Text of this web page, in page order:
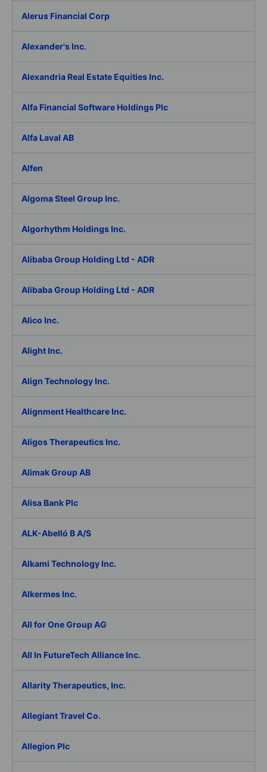
Alerus Financial Corp
Alexander's Inc.
Alexandria Real Estate Equities Inc.
Alfa Financial Software Holdings Plc
Alfa Laval AB
Alfen
Algoma Steel Group Inc.
Algorhythm Holdings Inc.
Alibaba Group Holding Ltd - ADR
Alibaba Group Holding Ltd - ADR
Alico Inc.
Alight Inc.
Align Technology Inc.
Alignment Healthcare Inc.
Aligos Therapeutics Inc.
Alimak Group AB
Alisa Bank Plc
ALK-Abelló B A/S
Alkami Technology Inc.
Alkermes Inc.
All for One Group AG
All In FutureTech Alliance Inc.
Allarity Therapeutics, Inc.
Allegiant Travel Co.
Allegion Plc